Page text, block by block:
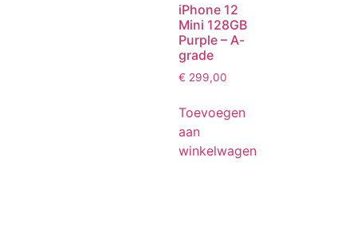
iPhone 12
Mini 128GB
Purple – A-
grade
€ 299,00
Toevoegen
aan
winkelwagen